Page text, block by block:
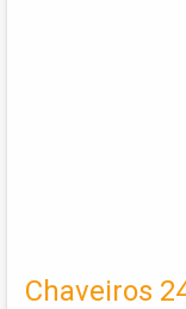
Chaveiros